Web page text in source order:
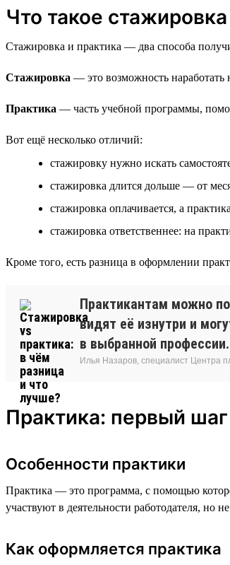
Что такое
Стажировка и практика — два способа
Стажировка — это возможность наработать
Практика — часть учебной программы,
Вот ещё несколько отличий:
стажировку нужно искать
стажировка длится дольше — от
стажировка оплачивается, а
стажировка ответственнее: на
Кроме того, есть разница в оформлении
Практикантам можно
видят её изнутри и
в выбранной
Илья Назаров, специалист Центра
Практика: первый
Особенности практики
Практика — это программа, с помощью
участвуют в деятельности работодателя, но
Как оформляется практика